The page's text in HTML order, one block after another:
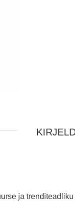
ja